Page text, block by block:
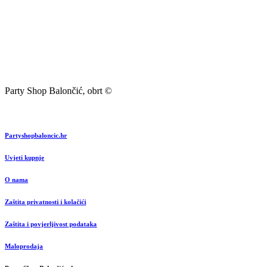
Party Shop Balončić, obrt ©
Partyshopbaloncic.hr
Uvjeti kupnje
O nama
Zaštita privatnosti i kolačići
Zaštita i povjerljivost podataka
Maloprodaja